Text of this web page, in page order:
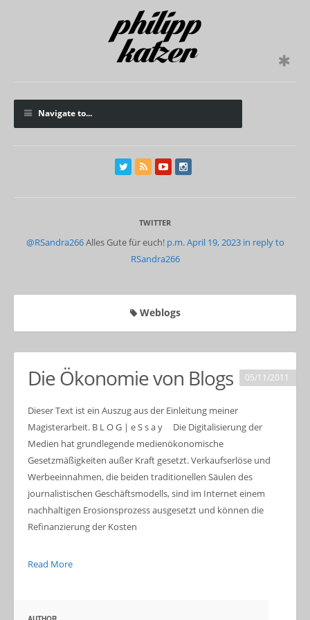
Navigate to...
TWITTER
@RSandra266Alles Gute für euch! p.m. April 19, 2023 in reply to
RSandra266
Weblogs
Die Ökonomie von Blogs 05/11/2011
Dieser Text ist ein Auszug aus der Einleitung meiner
Magisterarbeit. B L O G | e S s a y Die Digitalisierung der
Medien hat grundlegende medienökonomische
Gesetzmäßigkeiten außer Kraft gesetzt. Verkaufserlöse und
Werbeeinnahmen, die beiden traditionellen Säulen des
journalistischen Geschäftsmodells, sind im Internet einem
nachhaltigen Erosionsprozess ausgesetzt und können die
Refinanzierung der Kosten
Read More